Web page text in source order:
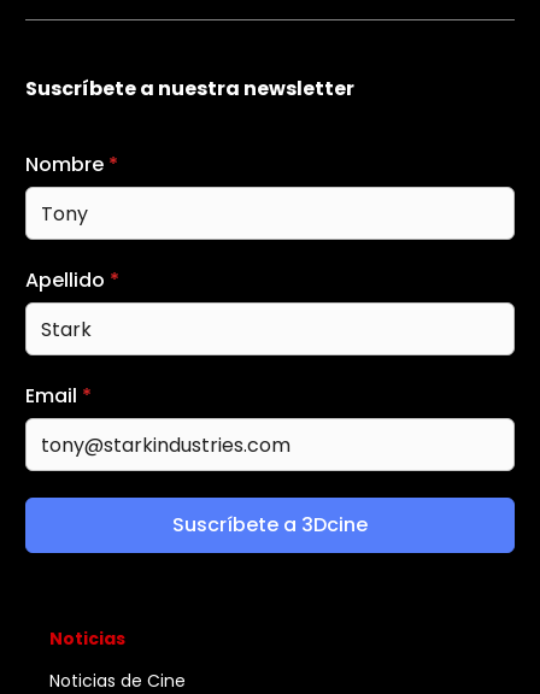
Suscríbete a nuestra newsletter
Nombre *
Apellido *
Email *
Suscríbete a 3Dcine
Noticias
Noticias de Cine